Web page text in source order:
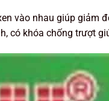
vào nhau giúp giảm
có khóa chống trượt